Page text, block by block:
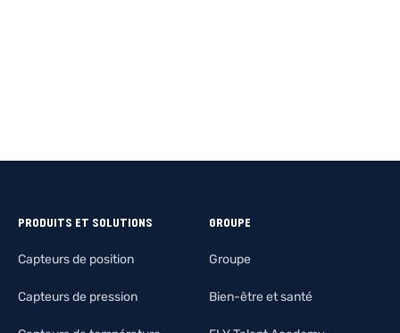
PRODUITS ET SOLUTIONS
Capteurs de position
Capteurs de pression
GROUPE
Groupe
Bien-être et santé